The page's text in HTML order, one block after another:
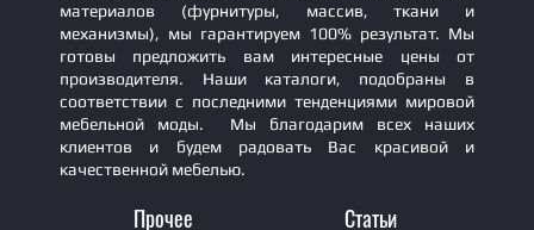
материалов (фурнитуры, массив, ткани и
механизмы), мы гарантируем 100% результат. Мы
готовы предложить вам интересные цены от
производителя. Наши каталоги, подобраны в
соответствии с последними тенденциями мировой
мебельной моды. Мы благодарим всех наших
клиентов и будем радовать Вас красивой и
качественной мебелью.
Прочее Статьи